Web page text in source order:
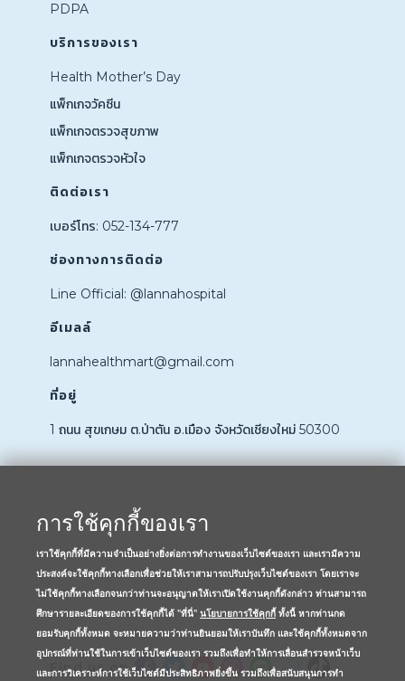
PDPA
บริการของเรา
Health Mother’s Day
แพ็กเกจวัคซีน
แพ็กเกจตรวจสุขภาพ
แพ็กเกจตรวจหัวใจ
ติดต่อเรา
เบอร์โทร: 052-134-777
ช่องทางการติดต่อ
Line Official: @lannahospital
อีเมลล์
lannahealthmart@gmail.com
ที่อยู่
1 ถนน สุขเกษม ต.ป่าตัน อ.เมือง จังหวัดเชียงใหม่ 50300
Find us on
การใช้คุกกี้ของเรา
เราใช้คุกกี้ที่มีความจำเป็นอย่างยิ่งต่อการทำงานของเว็บไซต์ของเรา และเรามีความ
ประสงค์จะใช้คุกกี้ทางเลือกเพื่อช่วยให้เราสามารถปรับปรุงเว็บไซต์ของเรา โดยเราจะ
ไม่ใช้คุกกี้ทางเลือกจนกว่าท่านจะอนุญาตให้เราเปิดใช้งานคุกกี้ดังกล่าว ท่านสามารถ
ศึกษารายละเอียดของการใช้คุกกี้ได้ "ที่นี่" นโยบายการใช้คุกกี้ ทั้งนี้ หากท่านกด
ยอมรับคุกกี้ทั้งหมด จะหมายความว่าท่านยินยอมให้เราบันทึก และใช้คุกกี้ทั้งหมดจาก
อุปกรณ์ที่ท่านใช้ในการเข้าเว็บไซต์ของเรา รวมถึงเพื่อทำให้การเลื่อนสำรวจหน้าเว็บ
และการวิเคราะห์การใช้เว็บไซต์มีประสิทธิภาพยิ่งขึ้น รวมถึงเพื่อสนับสนุนการทำ